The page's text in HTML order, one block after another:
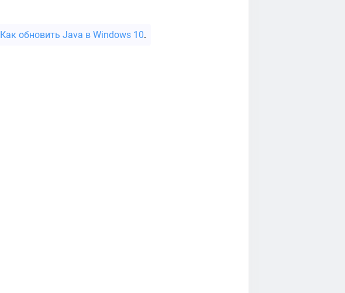
Как обновить Java в Windows 10.